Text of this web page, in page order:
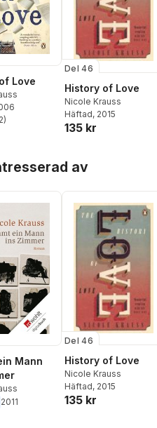
Love
Totalt antal röster:
2)
Del 46
History of Love
Nicole Krauss
Häftad, 2015
135 kr
av
Mann
2011
Del 46
History of Love
Nicole Krauss
Häftad, 2015
135 kr